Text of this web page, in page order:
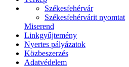
Székesfehérvár
Székesfehérvárit nyomtat
Miserend
Linkgyűjtemény
Nyertes pályázatok
Közbeszerzés
Adatvédelem